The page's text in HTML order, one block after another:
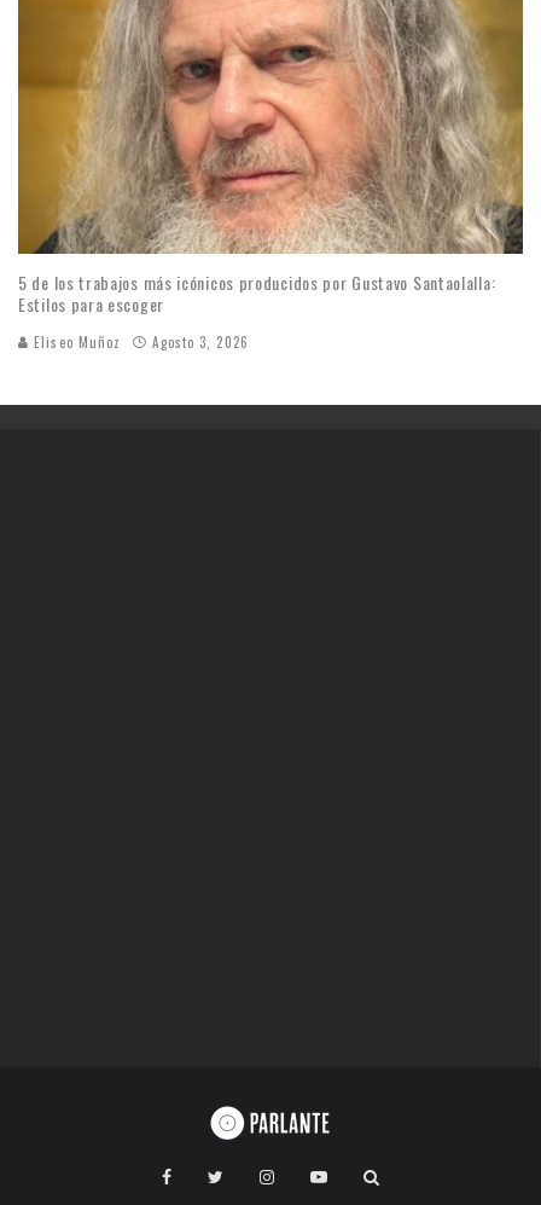
5 de los trabajos más icónicos producidos por Gustavo Santaolalla:
Estilos para escoger
Eliseo Muñoz Agosto 3, 2026